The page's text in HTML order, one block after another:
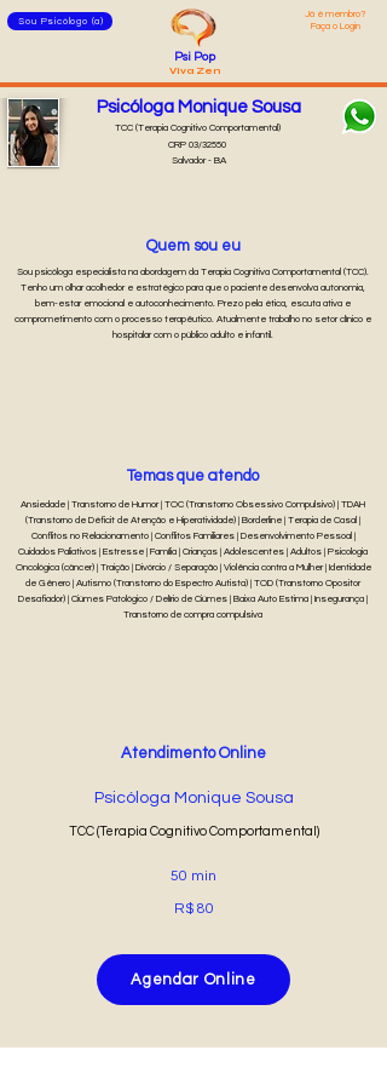
Sou Psicólogo (a)
Já é membro?
Faça o Login
Psi Pop
Viva Zen
Psicóloga Monique Sousa
CRP 03/32550
Salvador - BA
TCC (Terapia Cognitivo Comportamental)
Quem sou eu
Sou psicóloga especialista na abordagem da Terapia Cognitiva Comportamental (TCC).
Tenho um olhar acolhedor e estratégico para que o paciente desenvolva autonomia,
bem-estar emocional e autoconhecimento. Prezo pela ética, escuta ativa e
comprometimento com o processo terapêutico. Atualmente trabalho no setor clínico e
hospitalar com o público adulto e infantil.
Ansiedade | Transtorno de Humor | TOC (Transtorno Obsessivo Compulsivo) | TDAH
(Transtorno de Déficit de Atenção e Hiperatividade) | Borderline | Terapia de Casal |
Conflitos no Relacionamento | Conflitos Familiares | Desenvolvimento Pessoal |
Cuidados Paliativos | Estresse | Família | Crianças | Adolescentes | Adultos | Psicologia
Oncológica (câncer) | Traição | Divórcio / Separação | Violência contra a Mulher | Identidade
de Gênero | Autismo (Transtorno do Espectro Autista) | TOD (Transtorno Opositor
Desafiador) | Ciúmes Patológico / Delírio de Ciúmes | Baixa Auto Estima | Insegurança |
Transtorno de compra compulsiva
Temas que atendo
Atendimento Online
Psicóloga Monique Sousa
TCC (Terapia Cognitivo Comportamental)
50 min
R$ 80
Agendar Online